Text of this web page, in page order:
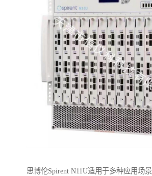
思博伦Spirent N11U适用于多种应用场